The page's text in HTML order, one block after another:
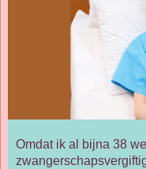
Omdat ik al bijna 38